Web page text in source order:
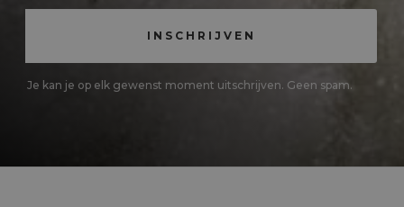
Je kan je op elk gewenst moment uitschrijven. Geen spam.